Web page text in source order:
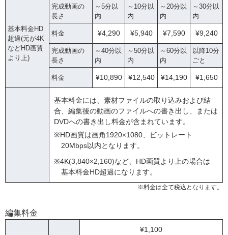
基本料金HD
超過(元が4K
などHD画質
より上)
完成動画の
長さ
～5分以
内
～10分以
内
～20分以
内
～30分以
内
料金 ¥4,290 ¥5,940 ¥7,590 ¥9,240
完成動画の
長さ
～40分以
内
～50分以
内
～60分以
内
以降10分
ごと
料金 ¥10,890 ¥12,540 ¥14,190 ¥1,650
基本料金には、素材ファイルの取り込みおよび結
合、編集後の動画のファイルへの書き出し、または
DVDへの書き出し料金が含まれています。
※HD画質は画角1920×1080、ビットレート
20Mbps以内となります。
※4K(3,840×2,160)など、HD画質より上の場合は
基本料金HD超過になります。
※料金は全て税込となります。
編集料金
¥1,100